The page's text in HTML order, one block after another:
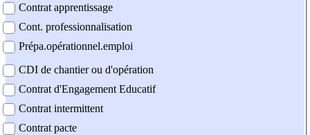
Contrat apprentissage
Cont. professionnalisation
Prépa.opérationnel.emploi
CDI de chantier ou d'opération
Contrat d'Engagement Educatif
Contrat intermittent
Contrat pacte